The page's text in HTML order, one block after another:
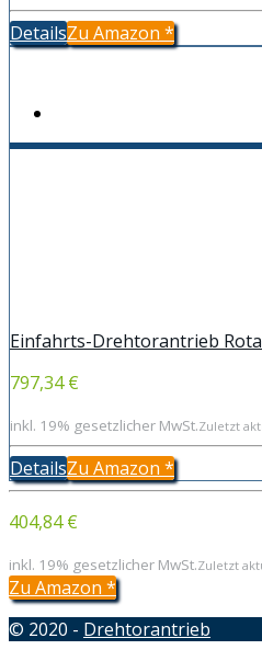
DetailsZu Amazon *
Einfahrts-Drehtorantrieb
797,34 €
inkl. 19% gesetzlicher MwSt.Zuletzt
DetailsZu Amazon *
404,84 €
inkl. 19% gesetzlicher MwSt.Zuletzt
Zu Amazon *
© 2020 - Drehtorantrieb